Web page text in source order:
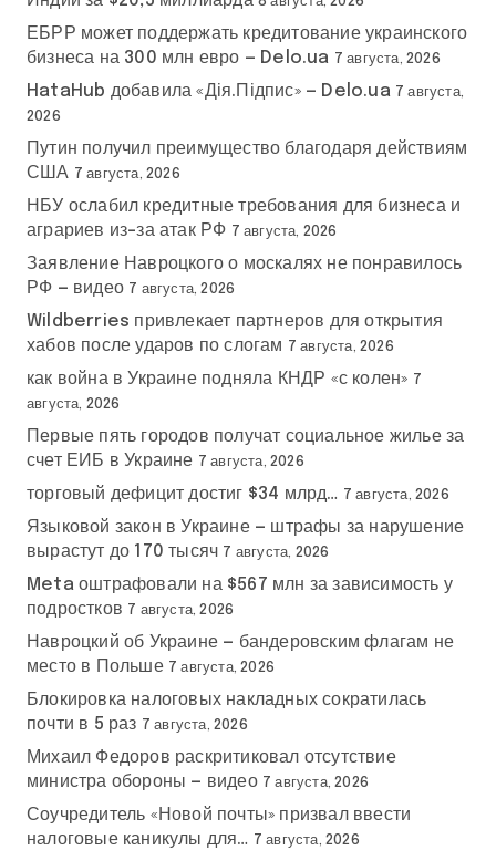
ЕБРР может поддержать кредитование украинского
бизнеса на 300 млн евро — Delo.ua 7 августа, 2026
HataHub добавила «Дія.Підпис» — Delo.ua 7 августа,
2026
Путин получил преимущество благодаря действиям
США 7 августа, 2026
НБУ ослабил кредитные требования для бизнеса и
аграриев из-за атак РФ 7 августа, 2026
Заявление Навроцкого о москалях не понравилось
РФ — видео 7 августа, 2026
Wildberries привлекает партнеров для открытия
хабов после ударов по слогам 7 августа, 2026
как война в Украине подняла КНДР «с колен» 7
августа, 2026
Первые пять городов получат социальное жилье за
счет ЕИБ в Украине 7 августа, 2026
торговый дефицит достиг $34 млрд… 7 августа, 2026
Языковой закон в Украине — штрафы за нарушение
вырастут до 170 тысяч 7 августа, 2026
Meta оштрафовали на $567 млн за зависимость у
подростков 7 августа, 2026
Навроцкий об Украине — бандеровским флагам не
место в Польше 7 августа, 2026
Блокировка налоговых накладных сократилась
почти в 5 раз 7 августа, 2026
Михаил Федоров раскритиковал отсутствие
министра обороны — видео 7 августа, 2026
Соучредитель «Новой почты» призвал ввести
налоговые каникулы для… 7 августа, 2026